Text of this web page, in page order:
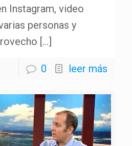
Instagram, video
personas y
[…]
0 leer más